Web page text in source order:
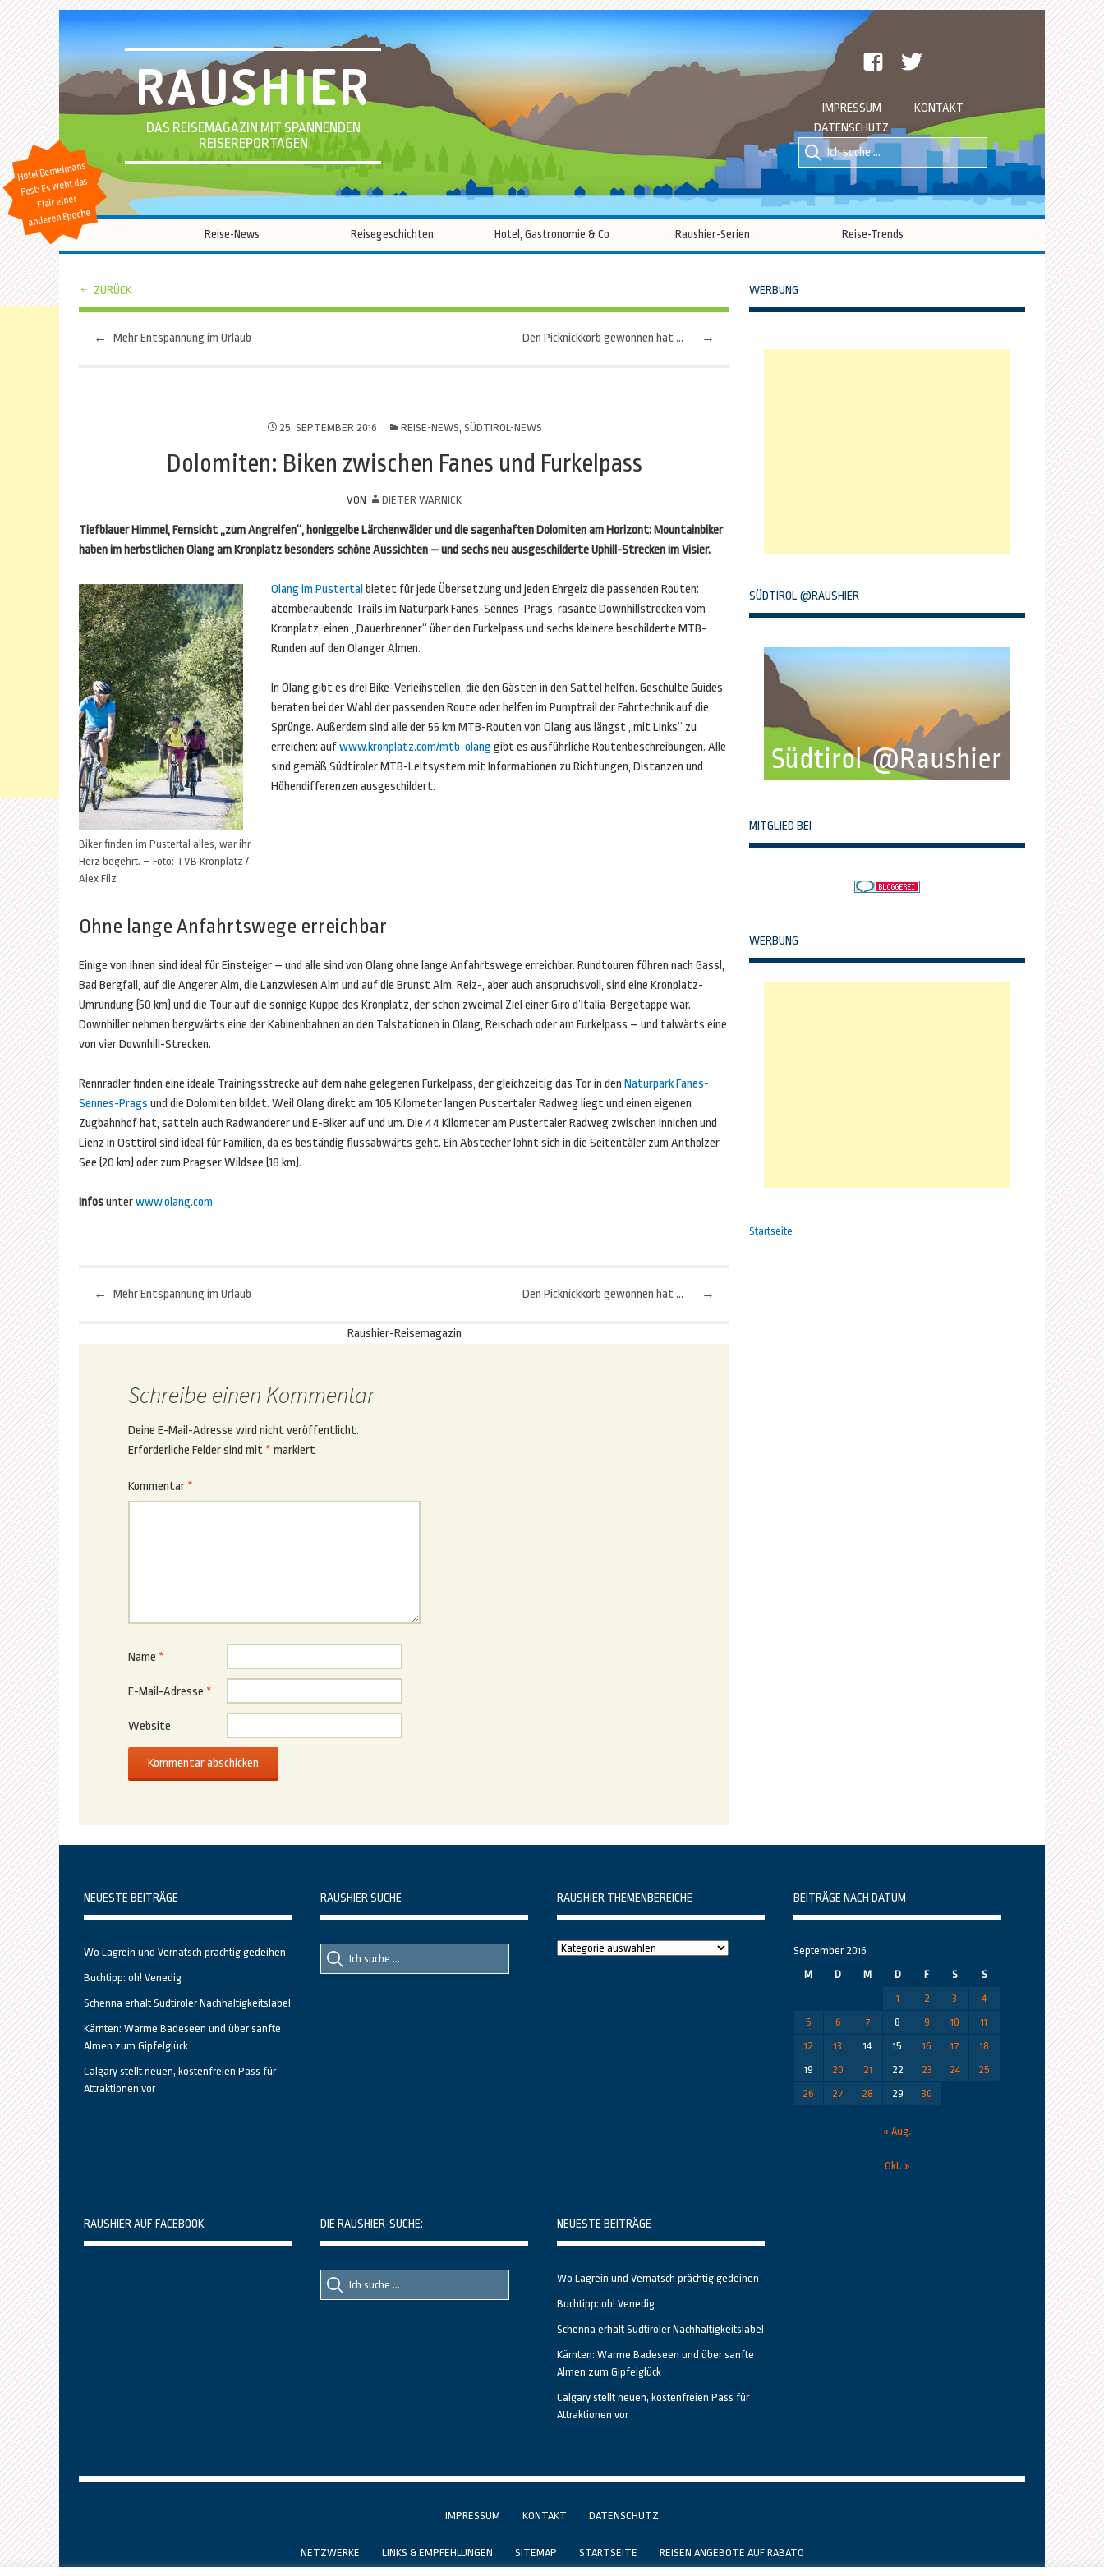
RAUSHIER
DAS REISEMAGAZIN MIT SPANNENDEN
REISEREPORTAGEN
facebook
IMPRESSUM
KONTAKT
DATENSCHUTZ
Suche
nach::
Suche
nach:
Hotel Bemelmans
Post: Es weht das
Flair einer
anderen Epoche
Reise-News Reisegeschichten Hotel, Gastronomie & Co Raushier-Serien Reise-Trends
ZURÜCK
Beitragsnavigation
← Mehr Entspannung im Urlaub →
Den Picknickkorb gewonnen hat ...
25. SEPTEMBER 2016 REISE-NEWS, SÜDTIROL-NEWS
Dolomiten: Biken zwischen Fanes und Furkelpass
VON DIETER WARNICK
Tiefblauer Himmel, Fernsicht „zum Angreifen“, honiggelbe Lärchenwälder und die sagenhaften Dolomiten am Horizont: Mountainbiker
haben im herbstlichen Olang am Kronplatz besonders schöne Aussichten – und sechs neu ausgeschilderte Uphill-Strecken im Visier.
Biker finden im Pustertal alles, war ihr
Herz begehrt. – Foto: TVB Kronplatz /
Alex Filz
Olang im Pustertal bietet für jede Übersetzung und jeden Ehrgeiz die passenden Routen:
atemberaubende Trails im Naturpark Fanes-Sennes-Prags, rasante Downhillstrecken vom
Kronplatz, einen „Dauerbrenner“ über den Furkelpass und sechs kleinere beschilderte MTB-
Runden auf den Olanger Almen.
In Olang gibt es drei Bike-Verleihstellen, die den Gästen in den Sattel helfen. Geschulte Guides
beraten bei der Wahl der passenden Route oder helfen im Pumptrail der Fahrtechnik auf die
Sprünge. Außerdem sind alle der 55 km MTB-Routen von Olang aus längst „mit Links“ zu
erreichen: aufwww.kronplatz.com/mtb-olanggibt es ausführliche Routenbeschreibungen. Alle
sind gemäß Südtiroler MTB-Leitsystem mit Informationen zu Richtungen, Distanzen und
Höhendifferenzen ausgeschildert.
Ohne lange Anfahrtswege erreichbar
Einige von ihnen sind ideal für Einsteiger – und alle sind von Olang ohne lange Anfahrtswege erreichbar. Rundtouren führen nach Gassl,
Bad Bergfall, auf die Angerer Alm, die Lanzwiesen Alm und auf die Brunst Alm. Reiz-, aber auch anspruchsvoll, sind eine Kronplatz-
Umrundung (50 km) und die Tour auf die sonnige Kuppe des Kronplatz, der schon zweimal Ziel einer Giro d’Italia-Bergetappe war.
Downhiller nehmen bergwärts eine der Kabinenbahnen an den Talstationen in Olang, Reischach oder am Furkelpass – und talwärts eine
von vier Downhill-Strecken.
Rennradler finden eine ideale Trainingsstrecke auf dem nahe gelegenen Furkelpass, der gleichzeitig das Tor in den Naturpark Fanes-
Sennes-Prags und die Dolomiten bildet. Weil Olang direkt am 105 Kilometer langen Pustertaler Radweg liegt und einen eigenen
Zugbahnhof hat, satteln auch Radwanderer und E-Biker auf und um. Die 44 Kilometer am Pustertaler Radweg zwischen Innichen und
Lienz in Osttirol sind ideal für Familien, da es beständig flussabwärts geht. Ein Abstecher lohnt sich in die Seitentäler zum Antholzer
See (20 km) oder zum Pragser Wildsee (18 km).
Infosunterwww.olang.com
Beitragsnavigation
← Mehr Entspannung im Urlaub →
Den Picknickkorb gewonnen hat ...
Raushier-Reisemagazin
Schreibe einen Kommentar
Deine E-Mail-Adresse wird nicht veröffentlicht.
Erforderliche Felder sind mit * markiert
Kommentar *
Name *
E-Mail-Adresse *
Website
WERBUNG
SÜDTIROL @RAUSHIER
MITGLIED BEI
WERBUNG
Startseite
NEUESTE BEITRÄGE
Wo Lagrein und Vernatsch prächtig gedeihen
Buchtipp: oh! Venedig
Schenna erhält Südtiroler Nachhaltigkeitslabel
Kärnten: Warme Badeseen und über sanfte
Almen zum Gipfelglück
Calgary stellt neuen, kostenfreien Pass für
Attraktionen vor
RAUSHIER SUCHE
Suche
nach::
Suche
nach:
RAUSHIER THEMENBEREICHE
Raushier
BEITRÄGE NACH DATUM
September 2016
M
D M D F S
S
1
2 3
4
5
6 7 8 9 10
11
12
13 14 15 16 17
18
19
20 21 22 23 24
25
26
27 28 29 30
« Aug.
Okt. »
RAUSHIER AUF FACEBOOK DIE RAUSHIER-SUCHE:
Suche
nach::
Suche
nach:
NEUESTE BEITRÄGE
Wo Lagrein und Vernatsch prächtig gedeihen
Buchtipp: oh! Venedig
Schenna erhält Südtiroler Nachhaltigkeitslabel
Kärnten: Warme Badeseen und über sanfte
Almen zum Gipfelglück
Calgary stellt neuen, kostenfreien Pass für
Attraktionen vor
IMPRESSUM KONTAKT DATENSCHUTZ
NETZWERKE LINKS & EMPFEHLUNGEN SITEMAP STARTSEITE REISEN ANGEBOTE AUF RABATO